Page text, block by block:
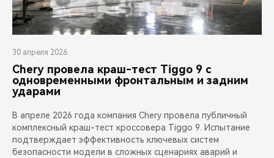
30 апреля 2026
Chery провела краш-тест Tiggo 9 с
одновременными фронтальным и задним
ударами
В апреле 2026 года компания Chery провела публичный
комплексный краш-тест кроссовера Tiggo 9. Испытание
подтверждает эффективность ключевых систем
безопасности модели в сложных сценариях аварий и